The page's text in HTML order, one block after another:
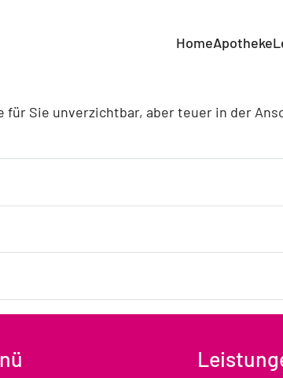
HomeApotheke
für Sie unverzichtbar, aber teuer in der